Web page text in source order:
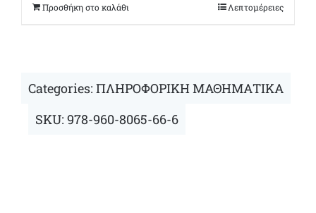
Προσθήκη στο καλάθι Λεπτομέρειες
Categories: ΠΛΗΡΟΦΟΡΙΚΗ ΜΑΘΗΜΑΤΙΚΑ
SKU: 978-960-8065-66-6